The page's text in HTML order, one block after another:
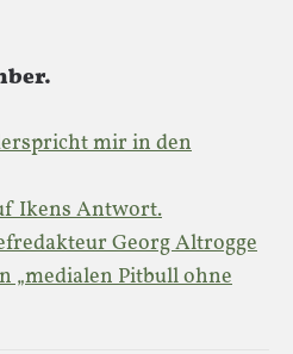
mir in den
Ikens Antwort.
Georg Altrogge
„medialen Pitbull ohne